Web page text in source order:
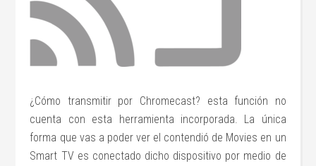
¿Cómo transmitir por Chromecast? esta función no
cuenta con esta herramienta incorporada. La única
forma que vas a poder ver el contendió de Movies en un
Smart TV es conectado dicho dispositivo por medio de